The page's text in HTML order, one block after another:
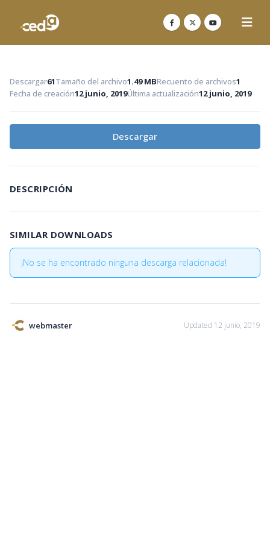
Descargar61Tamaño del archivo1.49 MBRecuento de archivos1
Fecha de creación12 junio, 2019Última actualización12 junio, 2019
Descargar
DESCRIPCIÓN
SIMILAR DOWNLOADS
¡No se ha encontrado ninguna descarga relacionada!
webmaster Updated 12 junio, 2019